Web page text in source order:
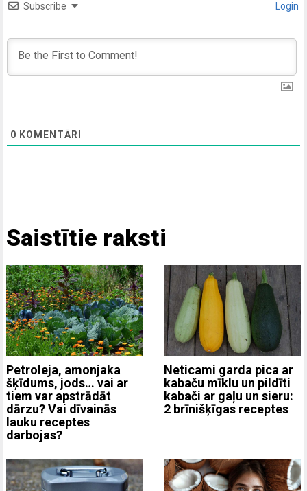
Subscribe Login
0 KOMENTĀRI
Saistītie raksti
Petroleja, amonjaka
šķīdums, jods… vai ar
tiem var apstrādāt
dārzu? Vai dīvainās
lauku receptes
darbojas?
Neticami garda pica ar
kabaču mīklu un pildīti
kabači ar gaļu un sieru:
2 brīnišķīgas receptes